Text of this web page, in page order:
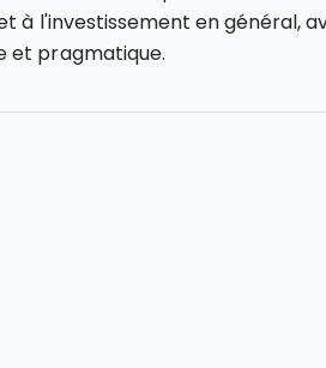
à l'investissement en général,
et pragmatique.